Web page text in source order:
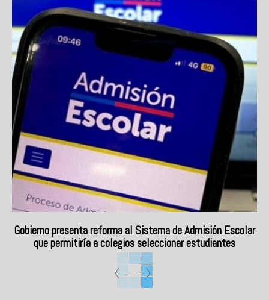
Gobierno presenta reforma al Sistema de Admisión Escolar
que permitiría a colegios seleccionar estudiantes